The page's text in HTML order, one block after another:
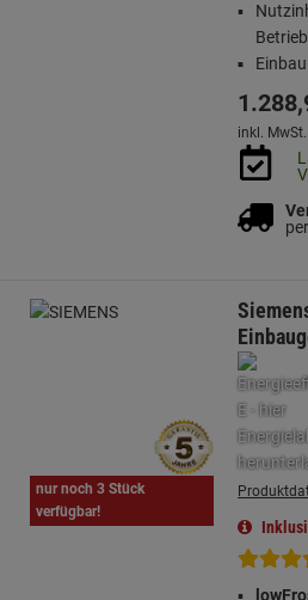
1.288,
inkl. MwSt.
nur noch 3 Stück
verfügbar!